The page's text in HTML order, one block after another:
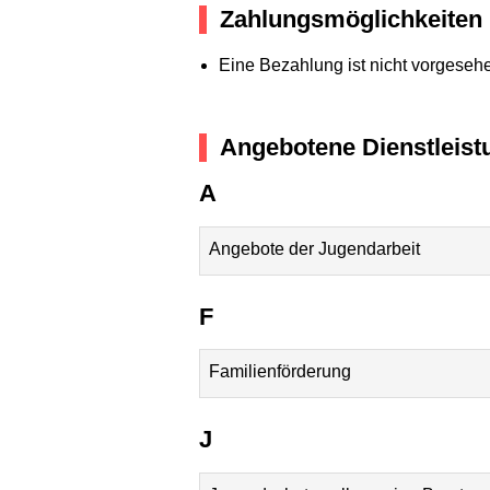
Zahlungsmöglichkeiten
Eine Bezahlung ist nicht
Angebotene
A
Angebote der Jugendarbeit
F
Familienförderung
J